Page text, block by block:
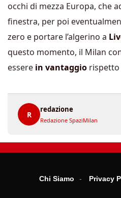
occhi di mezza Europa, che
finestra, per poi
zero e portare l’algerino a
questo momento, il Milan
essere in vantaggio rispetto
R
redazione
Redazione SpaziMilan
Chi Siamo Privacy